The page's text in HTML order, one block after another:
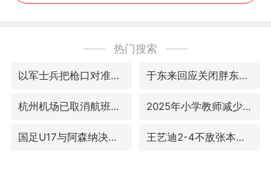
热门搜索
以军士兵把枪口对准中国记者 于东来回应关闭胖东来生活广场店
杭州机场已取消航班388架次 2025年小学教师减少13.19万
国足U17与阿森纳决赛取消 并列冠军 王艺迪2-4不敌张本美和止步4强